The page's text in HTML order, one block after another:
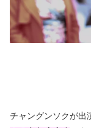
チャングンソクが出